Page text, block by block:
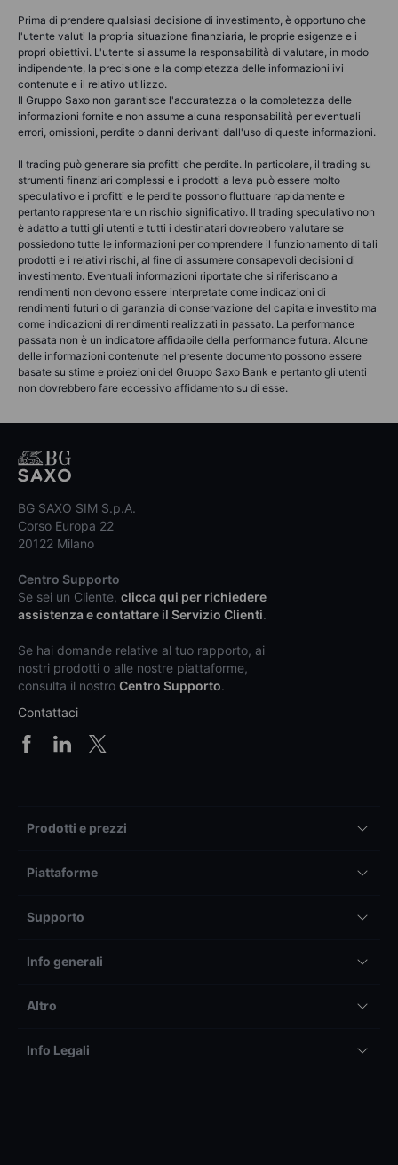
Prima di prendere qualsiasi decisione di investimento, è opportuno che
l'utente valuti la propria situazione finanziaria, le proprie esigenze e i
propri obiettivi. L'utente si assume la responsabilità di valutare, in modo
indipendente, la precisione e la completezza delle informazioni ivi
contenute e il relativo utilizzo.
Il Gruppo Saxo non garantisce l'accuratezza o la completezza delle
informazioni fornite e non assume alcuna responsabilità per eventuali
errori, omissioni, perdite o danni derivanti dall'uso di queste informazioni.
Il trading può generare sia profitti che perdite. In particolare, il trading su
strumenti finanziari complessi e i prodotti a leva può essere molto
speculativo e i profitti e le perdite possono fluttuare rapidamente e
pertanto rappresentare un rischio significativo. Il trading speculativo non
è adatto a tutti gli utenti e tutti i destinatari dovrebbero valutare se
possiedono tutte le informazioni per comprendere il funzionamento di tali
prodotti e i relativi rischi, al fine di assumere consapevoli decisioni di
investimento. Eventuali informazioni riportate che si riferiscano a
rendimenti non devono essere interpretate come indicazioni di
rendimenti futuri o di garanzia di conservazione del capitale investito ma
come indicazioni di rendimenti realizzati in passato. La performance
passata non è un indicatore affidabile della performance futura. Alcune
delle informazioni contenute nel presente documento possono essere
basate su stime e proiezioni del Gruppo Saxo Bank e pertanto gli utenti
non dovrebbero fare eccessivo affidamento su di esse.
BG SAXO SIM S.p.A.
Corso Europa 22
20122 Milano
Centro Supporto
Se sei un Cliente, clicca qui per richiedere
assistenza e contattare il Servizio Clienti.
Se hai domande relative al tuo rapporto, ai
nostri prodotti o alle nostre piattaforme,
consulta il nostro Centro Supporto.
Contattaci
Prodotti e prezzi
Piattaforme
Supporto
Info generali
Altro
Info Legali